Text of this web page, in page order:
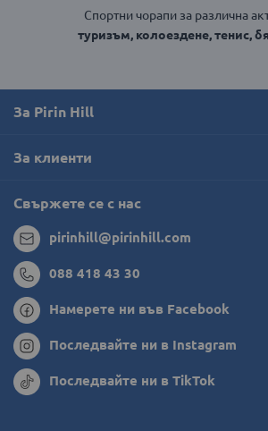
Спортни чорапи за различна
туризъм, колоездене, тенис,
За Pirin Hill
За клиенти
Свържете се с нас
pirinhill@pirinhill.com
088 418 43 30
Намерете ни във Facebook
Последвайте ни в Instagram
Последвайте ни в TikTok